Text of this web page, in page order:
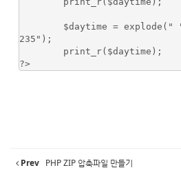
235");
?>
Prev PHP ZIP 압축파일 만들기